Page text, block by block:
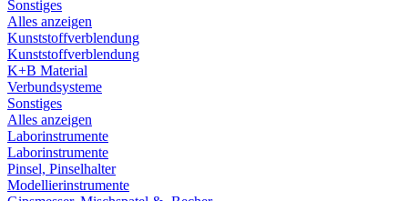
Sonstiges
Alles anzeigen
Kunststoffverblendung
Kunststoffverblendung
K+B Material
Verbundsysteme
Sonstiges
Alles anzeigen
Laborinstrumente
Laborinstrumente
Pinsel, Pinselhalter
Modellierinstrumente